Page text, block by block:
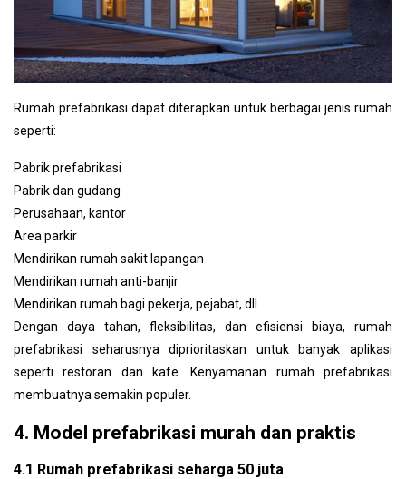
Rumah prefabrikasi dapat diterapkan untuk berbagai jenis rumah
seperti:
Pabrik prefabrikasi
Pabrik dan gudang
Perusahaan, kantor
Area parkir
Mendirikan rumah sakit lapangan
Mendirikan rumah anti-banjir
Mendirikan rumah bagi pekerja, pejabat, dll.
Dengan daya tahan, fleksibilitas, dan efisiensi biaya, rumah
prefabrikasi seharusnya diprioritaskan untuk banyak aplikasi
seperti restoran dan kafe. Kenyamanan rumah prefabrikasi
membuatnya semakin populer.
4. Model prefabrikasi murah dan praktis
4.1 Rumah prefabrikasi seharga 50 juta